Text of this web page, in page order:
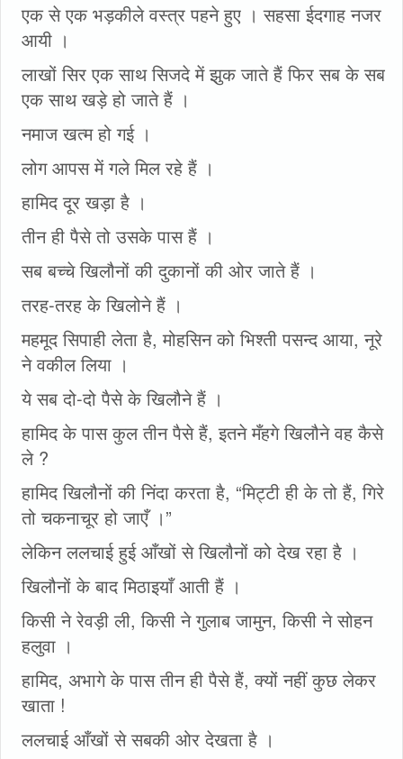
एक से एक भड़कीले वस्त्र पहने हुए । सहसा ईदगाह नजर
आयी ।
लाखों सिर एक साथ सिजदे में झुक जाते हैं फिर सब के सब
एक साथ खड़े हो जाते हैं ।
नमाज खत्म हो गई ।
लोग आपस में गले मिल रहे हैं ।
हामिद दूर खड़ा है ।
तीन ही पैसे तो उसके पास हैं ।
सब बच्चे खिलौनों की दुकानों की ओर जाते हैं ।
तरह-तरह के खिलोने हैं ।
महमूद सिपाही लेता है, मोहसिन को भिश्ती पसन्द आया, नूरे
ने वकील लिया ।
ये सब दो-दो पैसे के खिलौने हैं ।
हामिद के पास कुल तीन पैसे हैं, इतने मँहगे खिलौने वह कैसे
ले ?
हामिद खिलौनों की निंदा करता है, “मिट्टी ही के तो हैं, गिरे
तो चकनाचूर हो जाएँ ।”
लेकिन ललचाई हुई आँखों से खिलौनों को देख रहा है ।
खिलौनों के बाद मिठाइयाँ आती हैं ।
किसी ने रेवड़ी ली, किसी ने गुलाब जामुन, किसी ने सोहन
हलुवा ।
हामिद, अभागे के पास तीन ही पैसे हैं, क्यों नहीं कुछ लेकर
खाता !
ललचाई आँखों से सबकी ओर देखता है ।